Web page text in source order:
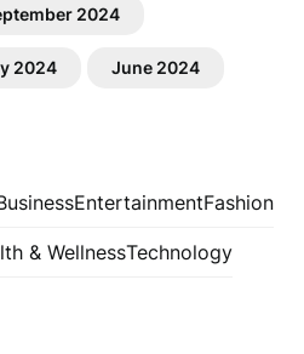
2024
2024 June 2024
EntertainmentFashion
& WellnessTechnology